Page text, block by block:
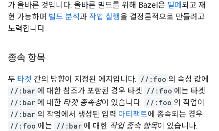
가 올바른 것입니다. 올바른 빌드를 위해 Bazel은 밀폐 되고 재
현 가능하며 빌드 분석과 작업 실행을 결정론적으로 만들려고
노력합니다.
종속 항목
두 타겟 간의 방향이 지정된 에지입니다. //:foo 의 속성 값에
//:bar 에 대한 참조가 포함된 경우 타겟 //:foo 에는 타겟
//:bar 에 대한 타겟 종속성이 있습니다. //:foo 의 작업이
//:bar 의 작업에서 생성된 입력 아티팩트에 종속되는 경우
//:foo 에는 //:bar 에 대한 작업 종속 항목이 있습니다.